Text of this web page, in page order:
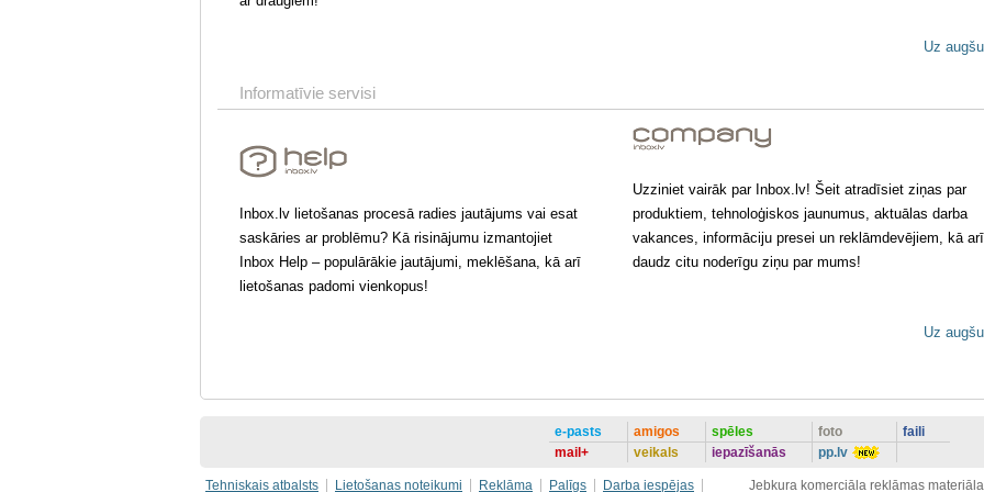
Uz augšu
Informatīvie servisi
Inbox.lv lietošanas procesā radies jautājums vai esat
saskāries ar problēmu? Kā risinājumu izmantojiet
Inbox Help – populārākie jautājumi, meklēšana, kā arī
lietošanas padomi vienkopus!
Uzziniet vairāk par Inbox.lv! Šeit atradīsiet ziņas par
produktiem, tehnoloģiskos jaunumus, aktuālas darba
vakances, informāciju presei un reklāmdevējiem, kā arī
daudz citu noderīgu ziņu par mums!
Uz augšu
e-pasts
mail+
amigos
veikals
spēles
iepazīšanās
foto
pp.lv
faili
Tehniskais atbalsts Lietošanas noteikumi Reklāma Palīgs Darba iespējas Jebkura komerciāla reklāmas